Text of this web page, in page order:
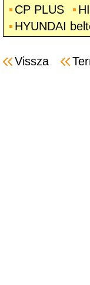
CP PLUS
HYUNDAI
Vissza